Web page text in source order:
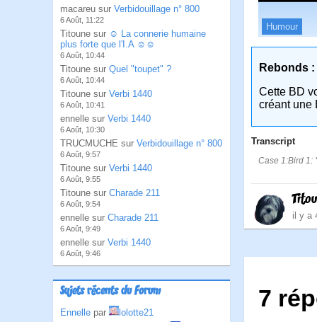
macareu sur Verbidouillage n° 800
6 Août, 11:22
Titoune sur ☺ La connerie humaine
plus forte que l'I.A ☺☺
6 Août, 10:44
Titoune sur Quel "toupet" ?
6 Août, 10:44
Titoune sur Verbi 1440
6 Août, 10:41
ennelle sur Verbi 1440
6 Août, 10:30
TRUCMUCHE sur Verbidouillage n° 800
6 Août, 9:57
Titoune sur Verbi 1440
6 Août, 9:55
Titoune sur Charade 211
6 Août, 9:54
ennelle sur Charade 211
6 Août, 9:49
ennelle sur Verbi 1440
6 Août, 9:46
Sujets récents du Forum
Ennelle par
lolotte21
Humour
Rebonds :
Cette BD
créant une
Transcript
Case 1:Bird 1:
il y a
7